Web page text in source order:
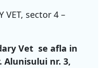
VET, sector 4 –
Vet se afla in
Alunisului nr. 3,